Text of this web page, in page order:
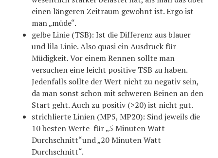
einen längeren Zeitraum gewohnt ist. Ergo ist
man „müde“.
gelbe Linie (TSB): Ist die Differenz aus blauer
und lila Linie. Also quasi ein Ausdruck für
Müdigkeit. Vor einem Rennen sollte man
versuchen eine leicht positive TSB zu haben.
Jedenfalls sollte der Wert nicht zu negativ sein,
da man sonst schon mit schweren Beinen an den
Start geht. Auch zu positiv (>20) ist nicht gut.
strichlierte Linien (MP5, MP20): Sind jeweils die
10 besten Werte für „5 Minuten Watt
Durchschnitt“und „20 Minuten Watt
Durchschnitt“.